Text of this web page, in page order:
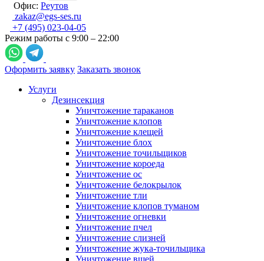
Офис: Реутов
zakaz@egs-ses.ru
+7 (495) 023-04-05
Режим работы с 9:00 – 22:00
Оформить заявку Заказать звонок
Услуги
Дезинсекция
Уничтожение тараканов
Уничтожение клопов
Уничтожение клещей
Уничтожение блох
Уничтожение точильщиков
Уничтожение короеда
Уничтожение ос
Уничтожение белокрылок
Уничтожение тли
Уничтожение клопов туманом
Уничтожение огневки
Уничтожение пчел
Уничтожение слизней
Уничтожение жука-точильщика
Уничтожение вшей